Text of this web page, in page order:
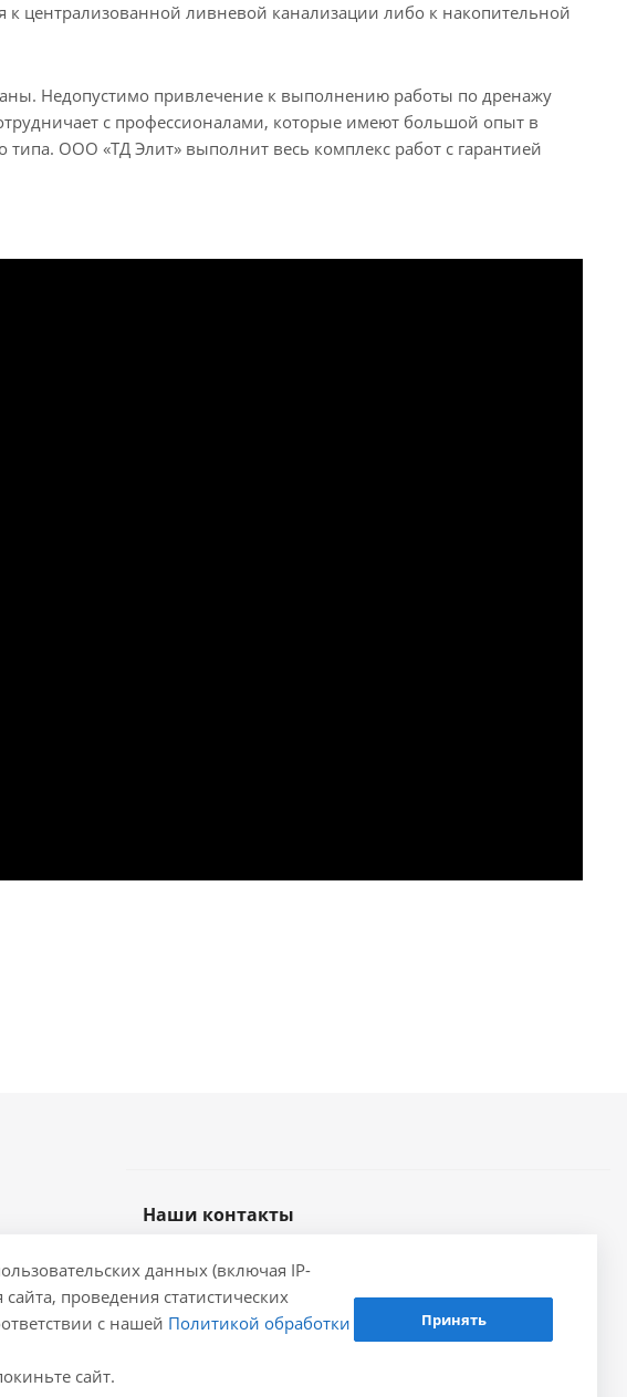
к централизованной ливневой канализации либо к накопительной
Недопустимо привлечение к выполнению работы по дренажу
с профессионалами, которые имеют большой опыт в
ООО «ТД Элит» выполнит весь комплекс работ с гарантией
Наши контакты
+7 (846) 202-80-12
samara@gidrolica.ru
данных (включая IP-
проведения статистических
с нашей Политикой обработки
сайт.
Принять